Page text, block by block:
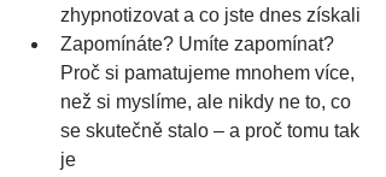
zhypnotizovat a co jste dnes získali
Zapomínáte? Umíte zapomínat?
Proč si pamatujeme mnohem více,
než si myslíme, ale nikdy ne to, co
se skutečně stalo – a proč tomu tak
je